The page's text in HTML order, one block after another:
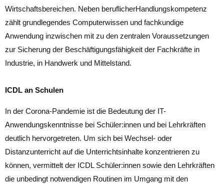
Wirtschaftsbereichen. Neben beruflicherHandlungskompetenz
zählt grundlegendes Computerwissen und fachkundige
Anwendung inzwischen mit zu den zentralen Voraussetzungen
zur Sicherung der Beschäftigungsfähigkeit der Fachkräfte in
Industrie, in Handwerk und Mittelstand.
ICDL an Schulen
In der Corona-Pandemie ist die Bedeutung der IT-
Anwendungskenntnisse bei Schüler:innen und bei Lehrkräften
deutlich hervorgetreten. Um sich bei Wechsel- oder
Distanzunterricht auf die Unterrichtsinhalte konzentrieren zu
können, vermittelt der ICDL Schüler:innen sowie den Lehrkräften
die unbedingt notwendigen Routinen im Umgang mit den